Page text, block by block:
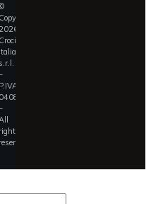
Copyright
2026
Croci
Italia
s.r.l.
P.IVA
04087390409
rights
reserved.